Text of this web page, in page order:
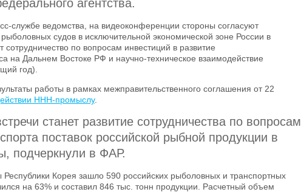
агентства.
службе ведомства, на видеоконференции стороны согласуют
судов в исключительной экономической зоне России в
сотрудничество по вопросам инвестиций в развитие
на Дальнем Востоке РФ и научно-техническое взаимодействие
год).
работы в рамках межправительственного соглашения от 22
ННН-промыслу.
станет развитие сотрудничества по вопросам
поставок российской рыбной продукции в
подчеркнули в ФАР.
Корея зашло 590 российских рыболовных и транспортных
на 63% и составил 846 тыс. тонн продукции. Расчетный объем